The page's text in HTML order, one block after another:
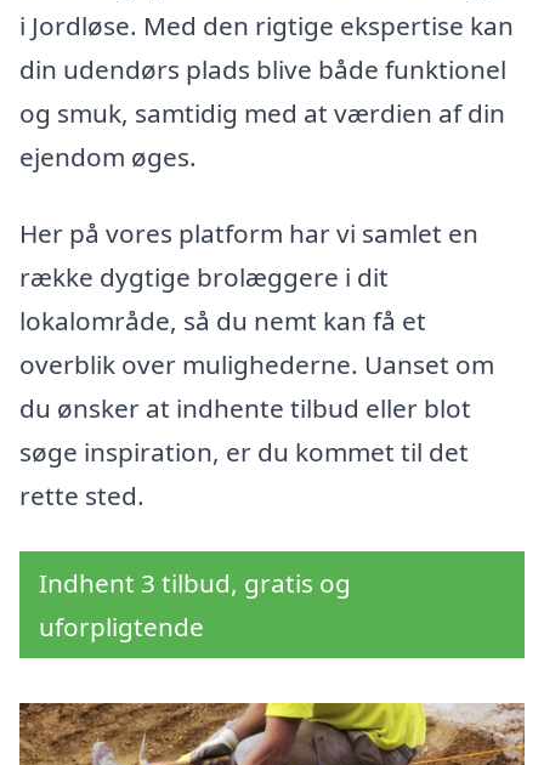
i Jordløse. Med den rigtige ekspertise kan
din udendørs plads blive både funktionel
og smuk, samtidig med at værdien af din
ejendom øges.
Her på vores platform har vi samlet en
række dygtige brolæggere i dit
lokalområde, så du nemt kan få et
overblik over mulighederne. Uanset om
du ønsker at indhente tilbud eller blot
søge inspiration, er du kommet til det
rette sted.
Indhent 3 tilbud, gratis og
uforpligtende